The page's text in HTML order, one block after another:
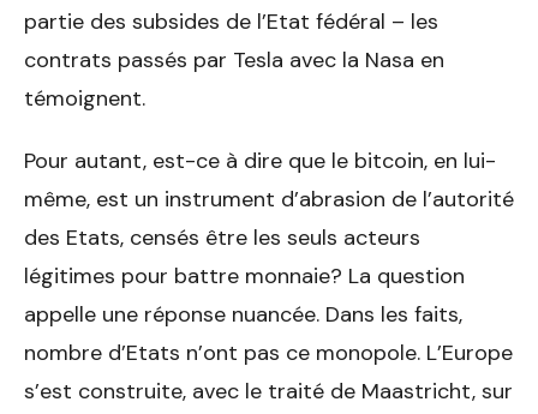
partie des subsides de l’Etat fédéral – les
contrats passés par Tesla avec la Nasa en
témoignent.
Pour autant, est-ce à dire que le bitcoin, en lui-
même, est un instrument d’abrasion de l’autorité
des Etats, censés être les seuls acteurs
légitimes pour battre monnaie? La question
appelle une réponse nuancée. Dans les faits,
nombre d’Etats n’ont pas ce monopole. L’Europe
s’est construite, avec le traité de Maastricht, sur